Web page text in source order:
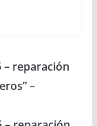
– reparación
–